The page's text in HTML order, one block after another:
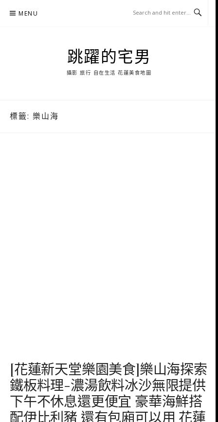
MENU
跳躍的宅男
攝影 旅行 自在生活 花蓮美食地圖
標籤: 樂山海
[花蓮新天堂樂園美食]樂山海探索
鐵板料理-濃湯飲料冰沙無限提供
下午不休息還更便宜 豪華海鮮搭
配伊比利豬 還有包廂可以用 花蓮